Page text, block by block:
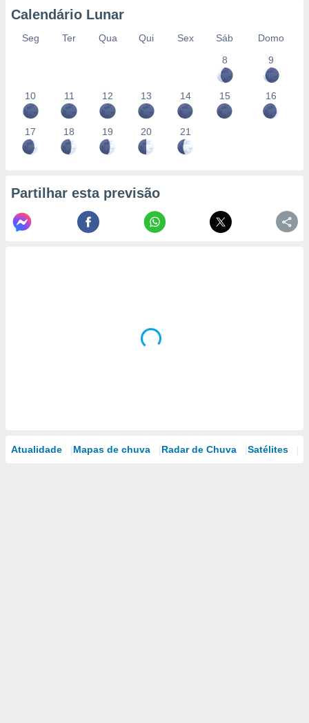
Calendário Lunar
Seg Ter Qua Qui Sex Sáb
Domo
8
9
10 11 12 13 14 15 16
17 18 19 20 21
Partilhar esta previsão
Atualidade Mapas de chuva Radar de Chuva Satélites